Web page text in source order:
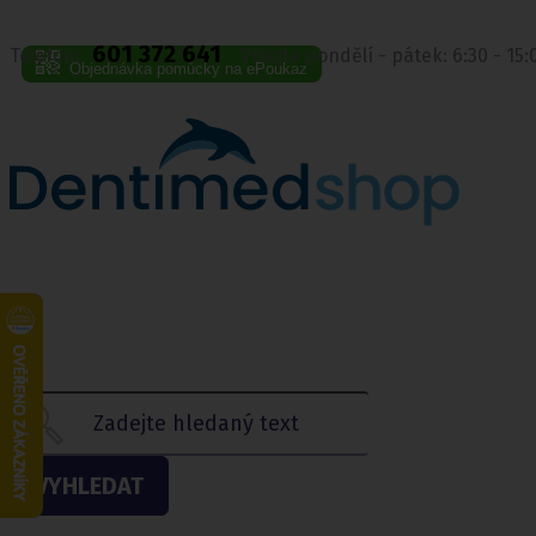
Telefon: 601 372 641 Volejte pondělí - pátek: 6:30 -
Objednávka pomůcky na ePoukaz
VYHLEDAT